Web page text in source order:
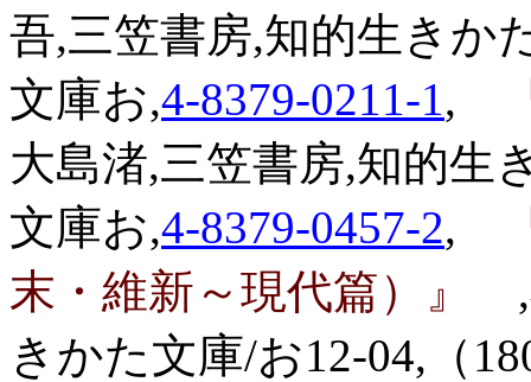
吾,三笠書房,知的生きか
文庫お,4-8379-0211-1,
大島渚,三笠書房,知的生
文庫お,4-8379-0457-2,
末・維新～現代篇）』
きかた文庫/お12-04,（